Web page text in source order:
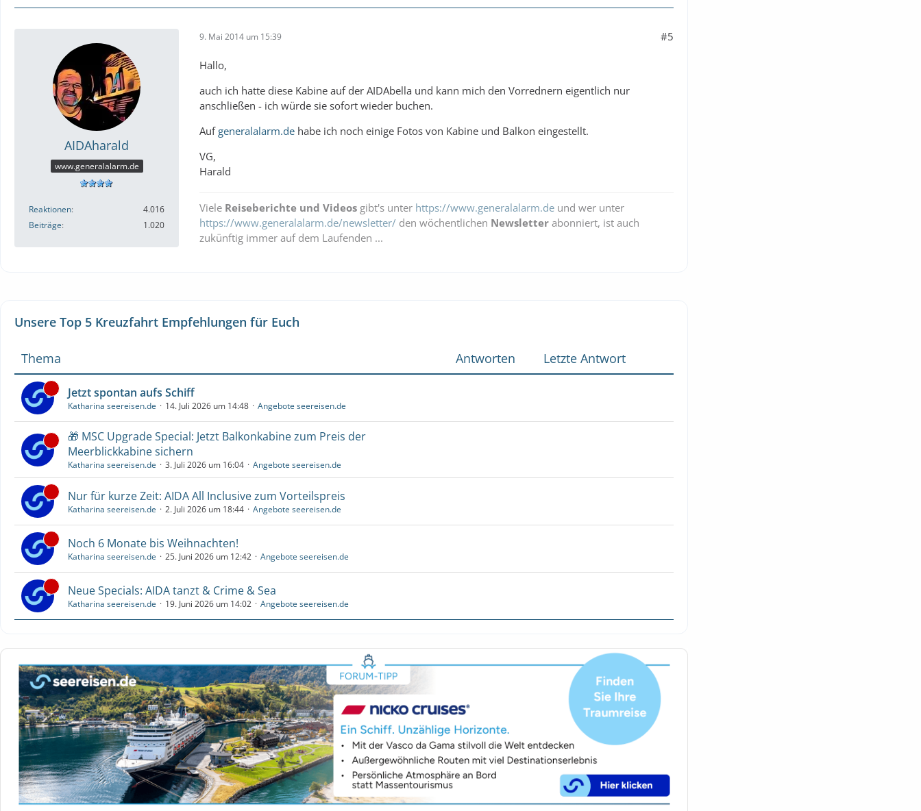
AIDAharald
www.generalalarm.de
Reaktionen
4.016
Beiträge
1.020
9. Mai 2014 um 15:39 #5
Hallo,
auch ich hatte diese Kabine auf der AIDAbella und kann mich den Vorrednern eigentlich nur
anschließen - ich würde sie sofort wieder buchen.
Aufgeneralalarm.de habe ich noch einige Fotos von Kabine und Balkon eingestellt.
VG,
Harald
Viele Reiseberichte und Videos gibt's unter https://www.generalalarm.de und wer unter
https://www.generalalarm.de/newsletter/ den wöchentlichen Newsletter abonniert, ist auch
zukünftig immer auf dem Laufenden ...
Unsere Top 5 Kreuzfahrt Empfehlungen für Euch
Thema Antworten Letzte Antwort
Jetzt spontan aufs Schiff
Katharina seereisen.de 14. Juli 2026 um 14:48 Angebote seereisen.de
🎁 MSC Upgrade Special: Jetzt Balkonkabine zum Preis der
Meerblickkabine sichern
Katharina seereisen.de 3. Juli 2026 um 16:04 Angebote seereisen.de
Nur für kurze Zeit: AIDA All Inclusive zum Vorteilspreis
Katharina seereisen.de 2. Juli 2026 um 18:44 Angebote seereisen.de
Noch 6 Monate bis Weihnachten!
Katharina seereisen.de 25. Juni 2026 um 12:42 Angebote seereisen.de
Neue Specials: AIDA tanzt & Crime & Sea
Katharina seereisen.de 19. Juni 2026 um 14:02 Angebote seereisen.de